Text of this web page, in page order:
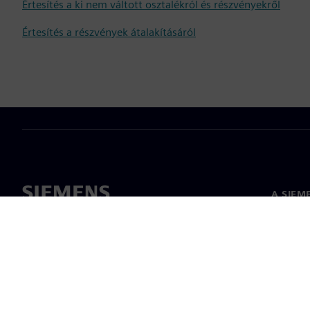
Értesítés a ki nem váltott osztalékról és részvényekről
Értesítés a részvények átalakításáról
A